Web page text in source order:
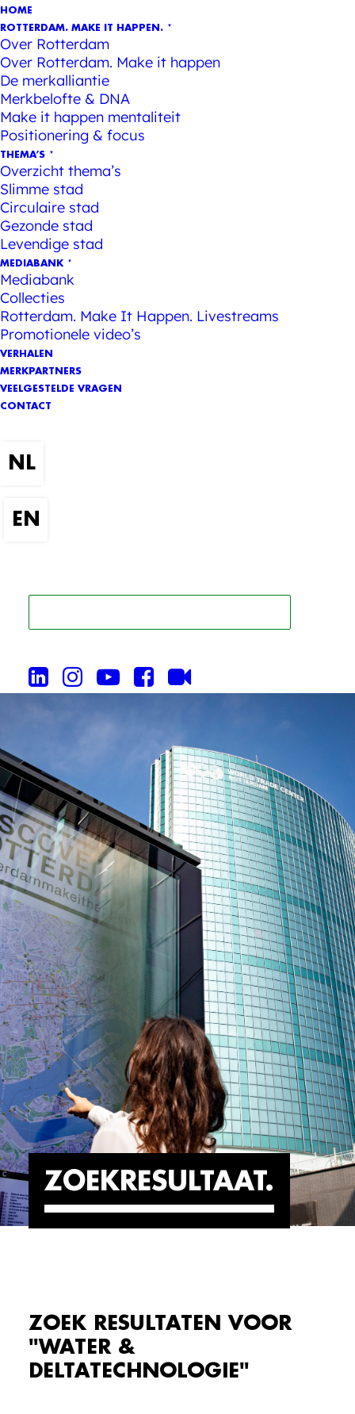
HOME
ROTTERDAM. MAKE IT HAPPEN.
Over Rotterdam
Over Rotterdam. Make it happen
De merkalliantie
Merkbelofte & DNA
Make it happen mentaliteit
Positionering & focus
THEMA’S
Overzicht thema’s
Slimme stad
Circulaire stad
Gezonde stad
Levendige stad
MEDIABANK
Mediabank
Collecties
Rotterdam. Make It Happen. Livestreams
Promotionele video’s
VERHALEN
MERKPARTNERS
VEELGESTELDE VRAGEN
CONTACT
ZOEKRESULTAAT
ZOEK RESULTATEN VOOR
"WATER &
DELTATECHNOLOGIE"